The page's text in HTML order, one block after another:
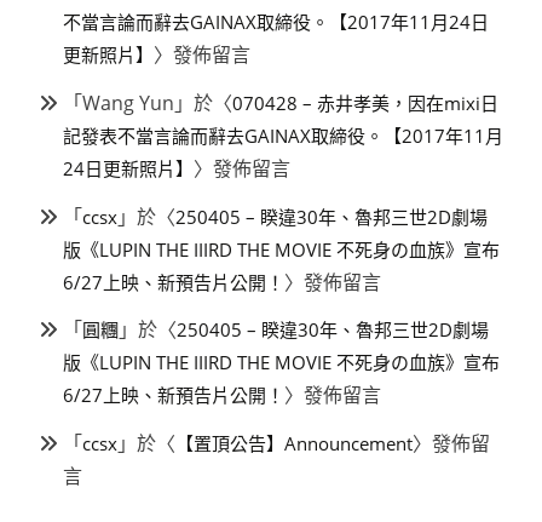
不當言論而辭去GAINAX取締役。【2017年11月24日
更新照片】 〉發佈留言
「Wang Yun 」於〈070428 – 赤井孝美，因在mixi日
記發表不當言論而辭去GAINAX取締役。【2017年11月
24日更新照片】 〉發佈留言
「ccsx 」於〈250405 – 睽違30年、魯邦三世2D劇場
版《LUPIN THE IIIRD THE MOVIE 不死身の血族》宣布
6/27上映、新預告片公開！ 〉發佈留言
「圓糰 」於〈250405 – 睽違30年、魯邦三世2D劇場
版《LUPIN THE IIIRD THE MOVIE 不死身の血族》宣布
6/27上映、新預告片公開！ 〉發佈留言
「ccsx 」於〈 【置頂公告】Announcement〉發佈留
言